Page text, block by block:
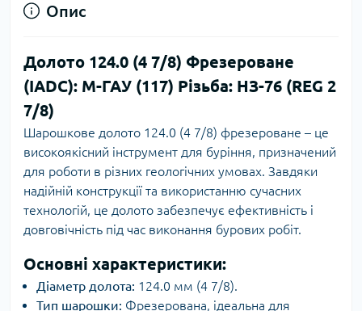
Опис
Долото 124.0 (4 7/8) Фрезероване
(IADC): М-ГАУ (117) Різьба: НЗ-76 (REG 2
7/8)
Шарошкове долото 124.0 (4 7/8) фрезероване – це
високоякісний інструмент для буріння, призначений
для роботи в різних геологічних умовах. Завдяки
надійній конструкції та використанню сучасних
технологій, це долото забезпечує ефективність і
довговічність під час виконання бурових робіт.
Основні характеристики:
Діаметр долота: 124.0 мм (4 7/8).
Тип шарошки: Фрезерована, ідеальна для